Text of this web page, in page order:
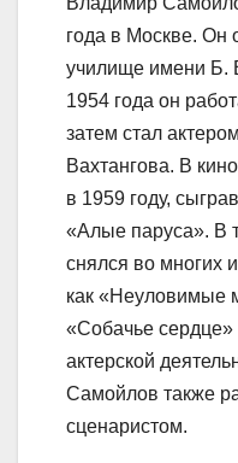
года в Москве. Он
училище имени Б.
1954 года он
затем стал
Вахтангова. В
в 1959 году,
«Алые паруса». В
снялся во многих
как «Неуловимые
«Собачье
актерской
Самойлов также
сценаристом.